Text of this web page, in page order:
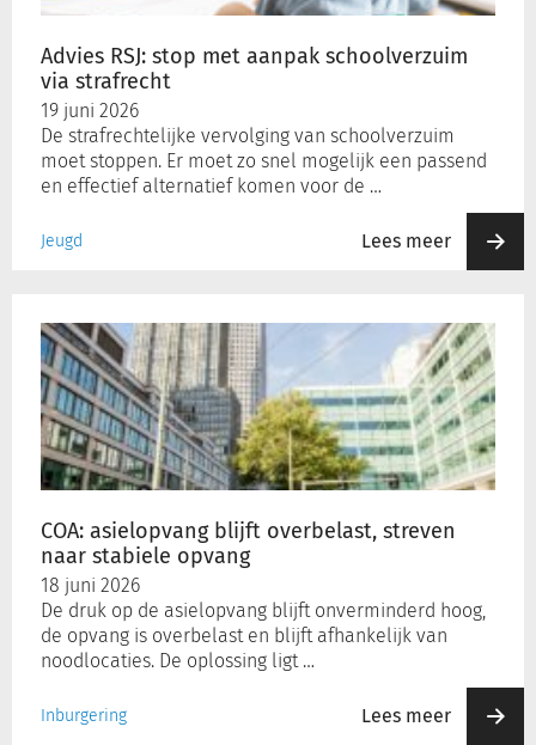
Advies RSJ: stop met aanpak schoolverzuim
via strafrecht
19 juni 2026
De strafrechtelijke vervolging van schoolverzuim
moet stoppen. Er moet zo snel mogelijk een passend
en effectief alternatief komen voor de …
Jeugd Lees meer
strafrecht
COA: asielopvang blijft overbelast, streven
naar stabiele opvang
18 juni 2026
De druk op de asielopvang blijft onverminderd hoog,
de opvang is overbelast en blijft afhankelijk van
noodlocaties. De oplossing ligt …
Inburgering Lees meer
asielopvang
blijft
overbelast,
streven
naar
stabiele
opvang